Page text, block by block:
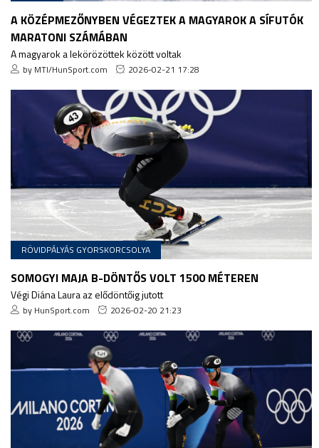
A KÖZÉPMEZŐNYBEN VÉGEZTEK A MAGYAROK A SÍFUTÓK
MARATONI SZÁMÁBAN
A magyarok a lekörözöttek között voltak
by MTI/HunSport.com 2026-02-21 17:28
RÖVIDPÁLYÁS GYORSKORCSOLYA
SOMOGYI MAJA B-DÖNTŐS VOLT 1500 MÉTEREN
Végi Diána Laura az elődöntőig jutott
by HunSport.com 2026-02-20 21:23